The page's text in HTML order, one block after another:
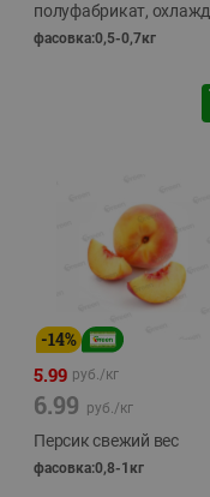
полуфабрикат, охлажд
фасовка:0,5-0,7кг
-14%
5.99 руб./кг
6.99 руб./кг
Персик свежий вес
фасовка:0,8-1кг